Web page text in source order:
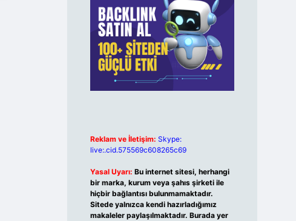
Reklam ve İletişim: Skype:
live:.cid.575569c608265c69
Yasal Uyarı: Bu internet sitesi, herhangi
bir marka, kurum veya şahıs şirketi ile
hiçbir bağlantısı bulunmamaktadır.
Sitede yalnızca kendi hazırladığımız
makaleler paylaşılmaktadır. Burada yer